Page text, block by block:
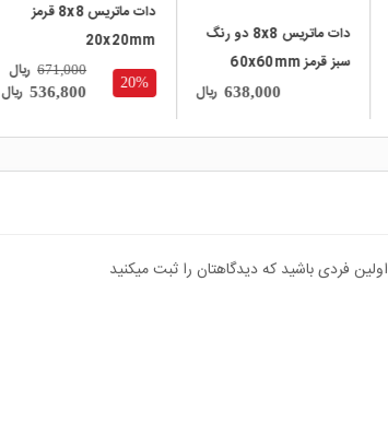
دات ماتریس 8x8 دو رنگ
سبز قرمز 60x60mm
638,000 ریال 20%
دات ماتریس 8x8 قرمز
20x20mm
536,800 ریال
671,000 ریال
اولین فردی باشید که دیدگاهتان را ثبت میکنید